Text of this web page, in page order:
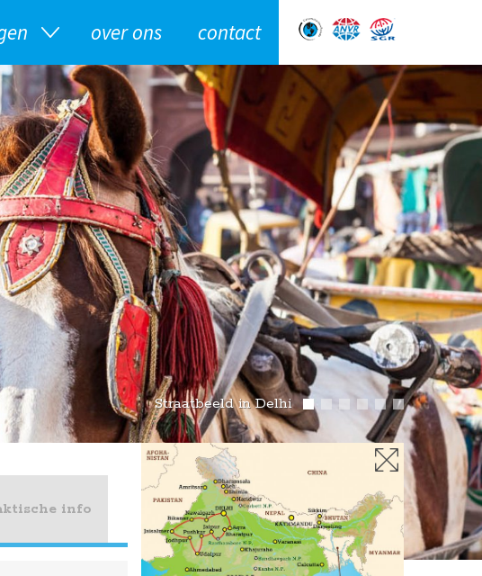
over ons contact
Straatbeeld in Delhi
info